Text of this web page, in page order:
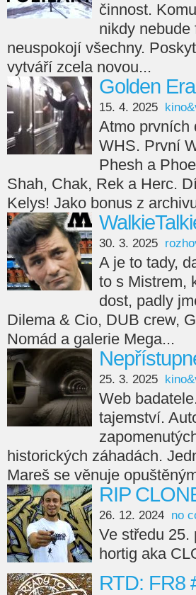
činnost.
nikdy
neuspokojí všechny.
vytváří zcela novou...
Golden
15. 4. 2025
Atmo prvních
WHS. První
Phesh a
Shah, Chak, Rek a Herc.
Kelys! Jako bonus z
30. 3. 2025
A je to tady,
to s Mistrem,
dost, padly
Dilema & Cio, DUB crew,
Nomád a galerie Mega...
25. 3. 2025
Web
tajemství.
historických záhadách.
Mareš se věnuje
RIP
26. 12. 2024 no
Ve středu 25.
hortig aka
RTD: FR8